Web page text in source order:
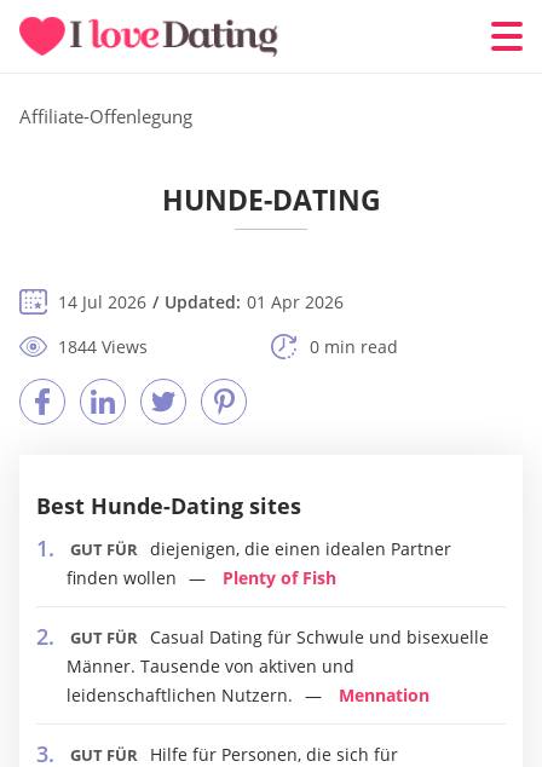
Affiliate-Offenlegung
HUNDE-DATING
14 Jul 2026 Updated: 01 Apr 2026
1844 Views
0 min read
Best Hunde-Dating sites
GUT FÜR diejenigen, die einen idealen Partner
finden wollen
Plenty of Fish
GUT FÜR
Casual Dating für Schwule und bisexuelle
Männer. Tausende von aktiven und
leidenschaftlichen Nutzern.
Mennation
GUT FÜR
Hilfe für Personen, die sich für